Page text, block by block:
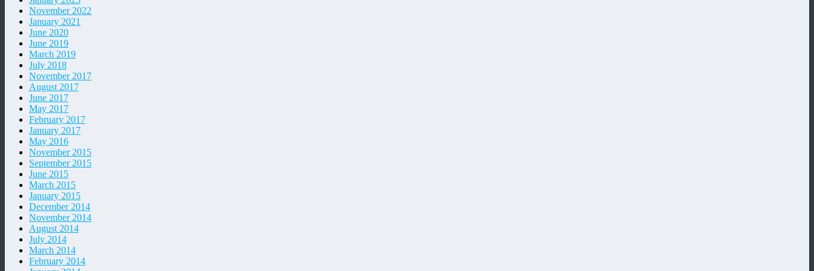
November 2022
January 2021
June 2020
June 2019
March 2019
July 2018
November 2017
August 2017
June 2017
May 2017
February 2017
January 2017
May 2016
November 2015
September 2015
June 2015
March 2015
January 2015
December 2014
November 2014
August 2014
July 2014
March 2014
February 2014